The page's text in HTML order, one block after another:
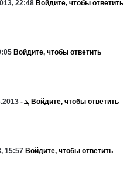
22:48 Войдите, чтобы ответить
Войдите, чтобы ответить
✿ܓYaNiNa ✿ܓ Войдите, чтобы ответить
15:57 Войдите, чтобы ответить